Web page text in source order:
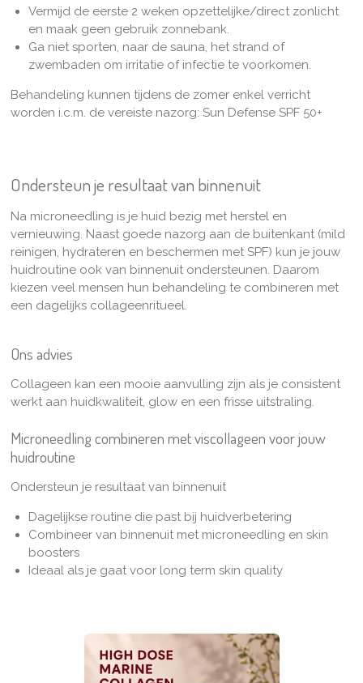
Vermijd de eerste 2 weken opzettelijke/direct zonlicht
en maak geen gebruik zonnebank.
Ga niet sporten, naar de sauna, het strand of
zwembaden om irritatie of infectie te voorkomen.
Behandeling kunnen tijdens de zomer enkel verricht
worden i.c.m. de vereiste nazorg: Sun Defense SPF 50+
Ondersteun je resultaat van binnenuit
Na microneedling is je huid bezig met herstel en
vernieuwing. Naast goede nazorg aan de buitenkant (mild
reinigen, hydrateren en beschermen met SPF) kun je jouw
huidroutine ook van binnenuit ondersteunen. Daarom
kiezen veel mensen hun behandeling te combineren met
een dagelijks collageenritueel.
Ons advies
Collageen kan een mooie aanvulling zijn als je consistent
werkt aan huidkwaliteit, glow en een frisse uitstraling.
Microneedling combineren met viscollageen voor jouw
huidroutine
Ondersteun je resultaat van binnenuit
Dagelijkse routine die past bij huidverbetering
Combineer van binnenuit met microneedling en skin
boosters
Ideaal als je gaat voor long term skin quality